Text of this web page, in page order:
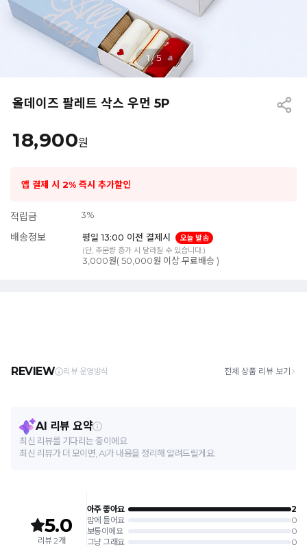
1/5
올데이즈 팔레트 삭스 우먼 5P
18,900원
앱 결제 시 2% 즉시 추가할인
적립금 3%
배송정보 평일 13:00 이전 결제시
오늘 발송
(단, 주문량 증가 시 달라질 수 있습니다.)
3,000원( 50,000원 이상 무료배송 )